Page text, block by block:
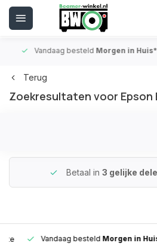
Vandaag besteldMorgen in Huis*
Terug
Zoekresultaten voor Epson
Betaal in 3 gelijke
Vandaag besteldMorgen in Huis*